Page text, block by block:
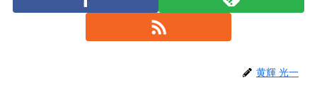
黄輝 光一